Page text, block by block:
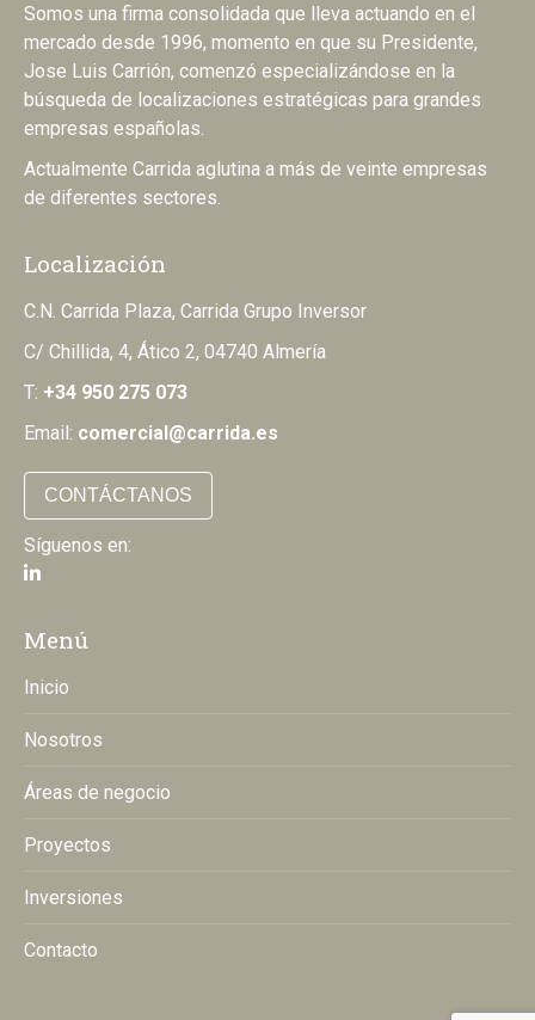
Somos una firma consolidada que lleva actuando en el
mercado desde 1996, momento en que su Presidente,
Jose Luis Carrión, comenzó especializándose en la
búsqueda de localizaciones estratégicas para grandes
empresas españolas.
Actualmente Carrida aglutina a más de veinte empresas
de diferentes sectores.
Localización
C.N. Carrida Plaza, Carrida Grupo Inversor
C/ Chillida, 4, Ático 2, 04740 Almería
T: +34 950 275 073
Email: comercial@carrida.es
CONTÁCTANOS
Síguenos en:
Menú
Inicio
Nosotros
Áreas de negocio
Proyectos
Inversiones
Contacto